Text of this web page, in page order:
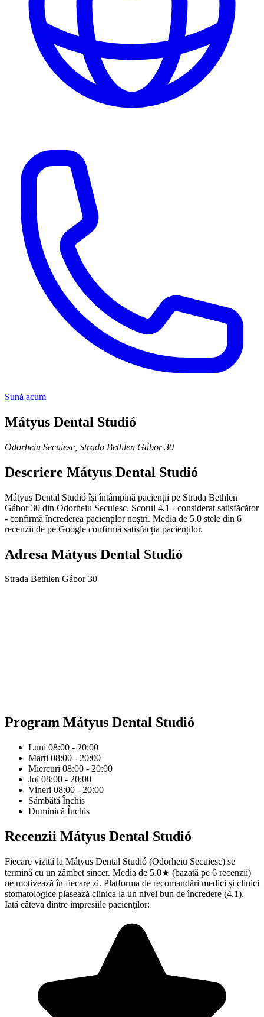
Sună acum
Mátyus Dental Studió
Odorheiu Secuiesc Strada Bethlen Gábor 30
Descriere Mátyus Dental Studió
Mátyus Dental Studió își întâmpină pacienții pe Strada Bethlen
Gábor 30 din Odorheiu Secuiesc. Scorul 4.1 - considerat satisfăcător
- confirmă încrederea pacienților noștri. Media de 5.0 stele din 6
recenzii de pe Google confirmă satisfacția pacienților.
Adresa Mátyus Dental Studió
Strada Bethlen Gábor 30
Program Mátyus Dental Studió
Luni 08:00 - 20:00
Marți 08:00 - 20:00
Miercuri 08:00 - 20:00
Joi 08:00 - 20:00
Vineri 08:00 - 20:00
Sâmbătă Închis
Duminică Închis
Recenzii Mátyus Dental Studió
Fiecare vizită la Mátyus Dental Studió (Odorheiu Secuiesc) se
termină cu un zâmbet sincer. Media de 5.0★ (bazată pe 6 recenzii)
ne motivează în fiecare zi. Platforma de recomandări medici și clinici
stomatologice plasează clinica la un nivel bun de încredere (4.1).
Iată câteva dintre impresiile pacienţilor: